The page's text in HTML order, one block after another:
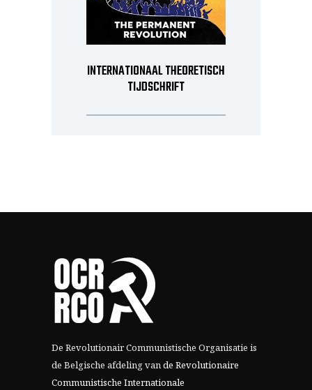
INTERNATIONAAL THEORETISCH
TIJDSCHRIFT
De Revolutionair Communistische Organisatie is
de Belgische afdeling vande Revolutionaire
Communistische Internationale